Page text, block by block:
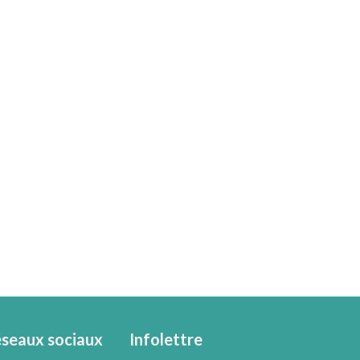
sociaux Infolettre